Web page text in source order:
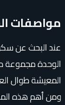
مواصفات
عند البحث عن
الوحدة مجموعة
المعيشة طوال
ومن أهم هذه